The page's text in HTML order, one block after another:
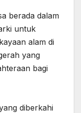
berada dalam
untuk
alam di
yang
bagi
diberkahi